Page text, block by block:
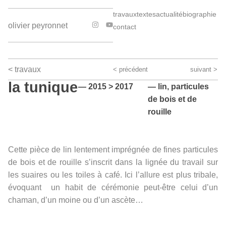
olivier peyronnet
travauxtextesactualitébiographie
contact
< travaux < précédent suivant >
la tunique— 2015 > 2017
— lin, particules
de bois et de
rouille
Cette pièce de lin lentement imprégnée de fines particules
de bois et de rouille s’inscrit dans la lignée du travail sur
les suaires ou les toiles à café. Ici l’allure est plus tribale,
évoquant un habit de cérémonie peut-être celui d’un
chaman, d’un moine ou d’un ascète…
Tunique, riches humeurs d'une tunique ou tunica